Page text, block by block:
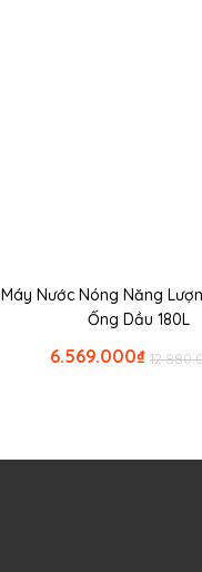
Máy Nước Nóng Năng
Ống Dầu 180L
₫
6.569.000